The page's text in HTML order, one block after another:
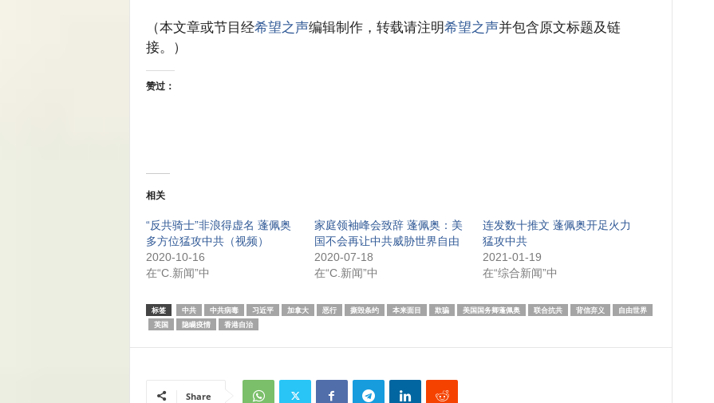
（本文章或节目经希望之声编辑制作，转载请注明希望之声并包含原文标题及链
接。）
赞过：
相关
“反共骑士”非浪得虚名 蓬佩奥
多方位猛攻中共（视频）
2020-10-16
在“C.新闻”中
家庭领袖峰会致辞 蓬佩奥：美
国不会再让中共威胁世界自由
2020-07-18
在“C.新闻”中
连发数十推文 蓬佩奥开足火力
猛攻中共
2021-01-19
在“综合新闻”中
标签 中共 中共病毒 习近平 加拿大 恶行 撕毁条约 本来面目 欺骗 美国国务卿蓬佩奥 联合抗共 背信弃义
自由世界
英国
隐瞒疫情 香港自治
Share